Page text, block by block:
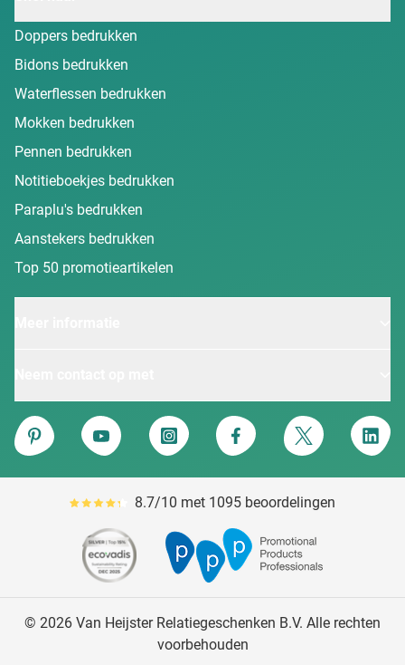
Doppers bedrukken
Bidons bedrukken
Waterflessen bedrukken
Mokken bedrukken
Pennen bedrukken
Notitieboekjes bedrukken
Paraplu's bedrukken
Aanstekers bedrukken
Top 50 promotieartikelen
Van Heijster
Pinterest
YouTube Instagram Facebook Twitter
Gemiddeld reviewpercentage is 87
8.7/10 met 1095 beoordelingen
© 2026 Van Heijster Relatiegeschenken B.V. Alle rechten
voorbehouden